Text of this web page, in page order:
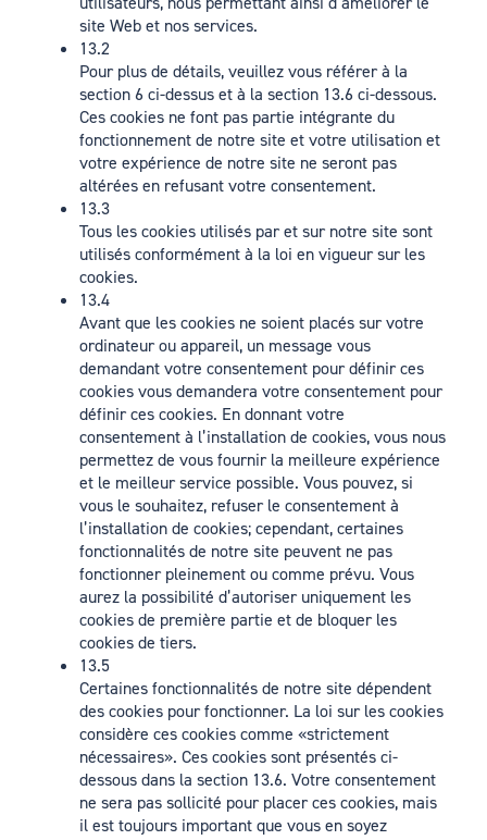
site Web et nos services.
13.2
Pour plus de détails, veuillez vous référer à la
section 6 ci-dessus et à la section 13.6 ci-dessous.
Ces cookies ne font pas partie intégrante du
fonctionnement de notre site et votre utilisation et
votre expérience de notre site ne seront pas
altérées en refusant votre consentement.
13.3
Tous les cookies utilisés par et sur notre site sont
utilisés conformément à la loi en vigueur sur les
cookies.
13.4
Avant que les cookies ne soient placés sur votre
ordinateur ou appareil, un message vous
demandant votre consentement pour définir ces
cookies vous demandera votre consentement pour
définir ces cookies. En donnant votre
consentement à l’installation de cookies, vous nous
permettez de vous fournir la meilleure expérience
et le meilleur service possible. Vous pouvez, si
vous le souhaitez, refuser le consentement à
l’installation de cookies; cependant, certaines
fonctionnalités de notre site peuvent ne pas
fonctionner pleinement ou comme prévu. Vous
aurez la possibilité d’autoriser uniquement les
cookies de première partie et de bloquer les
cookies de tiers.
13.5
Certaines fonctionnalités de notre site dépendent
des cookies pour fonctionner. La loi sur les cookies
considère ces cookies comme «strictement
nécessaires». Ces cookies sont présentés ci-
dessous dans la section 13.6. Votre consentement
ne sera pas sollicité pour placer ces cookies, mais
il est toujours important que vous en soyez